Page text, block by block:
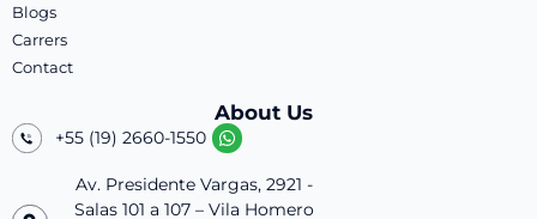
Blogs
Carrers
Contact
About Us
+55 (19) 2660-1550
Av. Presidente Vargas, 2921 -
Salas 101 a 107 – Vila Homero